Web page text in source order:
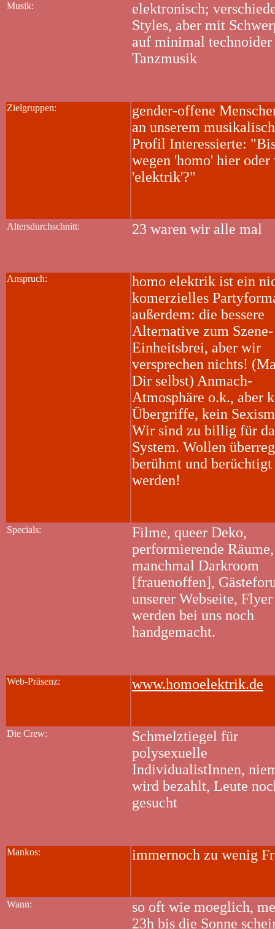
Musik:
elektronisch;
Styles, aber mit
auf minimal technoider
Tanzmusik
Zielgruppen:
gender-offene
an unserem
Profil Interessierte:
wegen 'homo' hier oder
'elektrik'?"
Altersdurchschnitt: 23 waren wir alle mal
Anspruch:
homo elektrik ist ein
komerzielles
außerdem: die bessere
Alternative zum Szene-
Einheitsbrei, aber wir
versprechen nichts!
Dir selbst) Anmach-
Atmosphäre o.k., aber
Übergriffe, kein
Wir sind zu billig für
System. Wollen
berühmt und berüchtigt
werden!
Specials:
Filme, queer Deko,
performierende Räume,
manchmal Darkroom
[frauenoffen],
unserer Webseite, Flyer
werden bei uns noch
handgemacht.
Web-Präsenz: www.homoelektrik.de
Die Crew:
Schmelztiegel für
polysexuelle
IndividualistInnen,
wird bezahlt, Leute
gesucht
Mankos: immernoch zu wenig
Wann:
so oft wie moeglich,
23h bis die Sonne